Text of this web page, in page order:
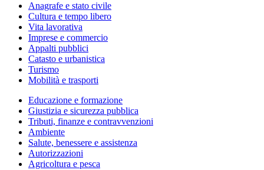
Anagrafe e stato civile
Cultura e tempo libero
Vita lavorativa
Imprese e commercio
Appalti pubblici
Catasto e urbanistica
Turismo
Mobilità e trasporti
Educazione e formazione
Giustizia e sicurezza pubblica
Tributi, finanze e contravvenzioni
Ambiente
Salute, benessere e assistenza
Autorizzazioni
Agricoltura e pesca